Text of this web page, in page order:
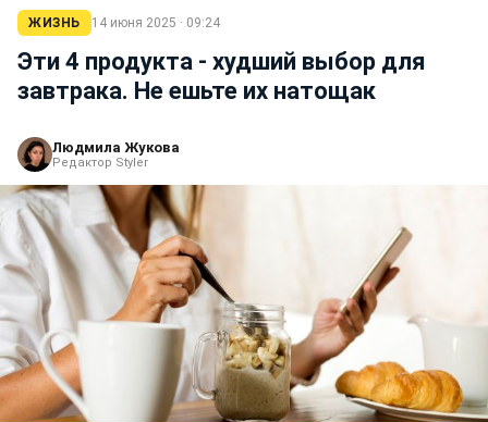
ЖИЗНЬ 14 июня 2025 · 09:24
Эти 4 продукта - худший выбор для
завтрака. Не ешьте их натощак
Людмила Жукова
Редактор Styler